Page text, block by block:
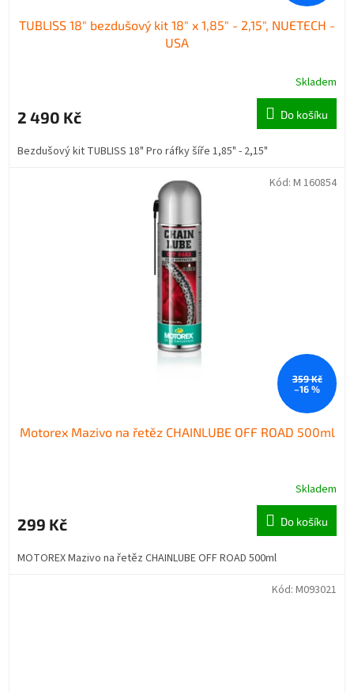
TUBLISS 18" bezdušový kit 18" x 1,85" - 2,15", NUETECH -
USA
Skladem
2 490 Kč Do košíku
Bezdušový kit TUBLISS 18" Pro ráfky šíře 1,85" - 2,15"
359 Kč
–16 %
Motorex Mazivo na řetěz CHAINLUBE OFF ROAD 500ml
Skladem
299 Kč Do košíku
MOTOREX Mazivo na řetěz CHAINLUBE OFF ROAD 500ml
Kód: M 160854
Kód: M093021